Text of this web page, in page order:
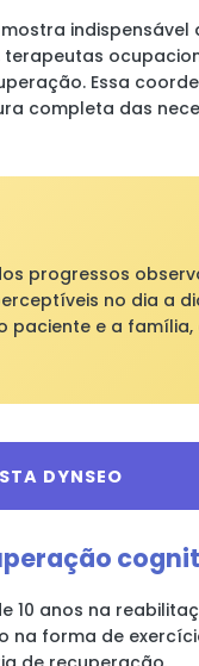
indispensável
Essa
completa das
progressos
no dia a
paciente e a
DYNSEO
10 anos na
na forma de